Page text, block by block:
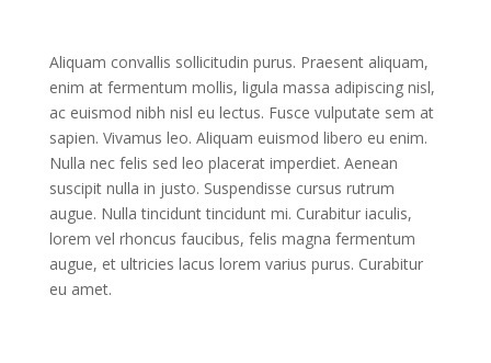
Aliquam convallis sollicitudin purus. Praesent aliquam,
enim at fermentum mollis, ligula massa adipiscing nisl,
ac euismod nibh nisl eu lectus. Fusce vulputate sem at
sapien. Vivamus leo. Aliquam euismod libero eu enim.
Nulla nec felis sed leo placerat imperdiet. Aenean
suscipit nulla in justo. Suspendisse cursus rutrum
augue. Nulla tincidunt tincidunt mi. Curabitur iaculis,
lorem vel rhoncus faucibus, felis magna fermentum
augue, et ultricies lacus lorem varius purus. Curabitur
eu amet.